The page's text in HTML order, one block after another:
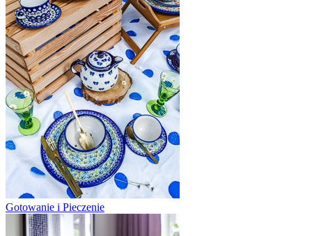
Gotowanie i Pieczenie